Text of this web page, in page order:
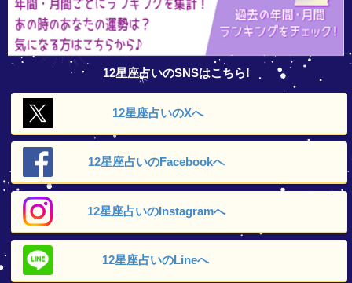
12星座占いのSNSはこちら!
12星座占いのXへ
12星座占いのFacebookへ
12星座占いのInstagramへ
12星座占いのLineへ